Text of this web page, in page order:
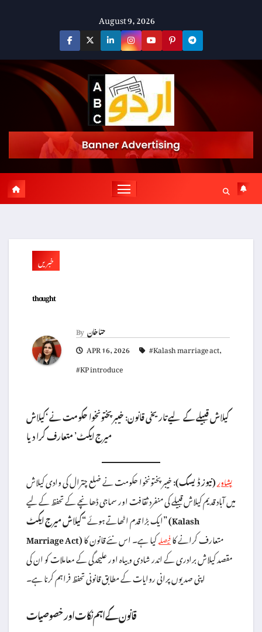
August 9, 2026
خبریں
thought
Byحنا خان
APR 16, 2026
#Kalash marriage act,
#KP introduce
کیلاش قبیلے کے لیے تاریخی قانون: خیبر پختونخوا حکومت نے ‘کیلاش
میرج ایکٹ’ متعارف کرا دیا
پشاور(نیوز ڈیسک):خیبر پختونخوا حکومت نے ضلع چترال کی وادی کیلاش
میں آباد قدیم کیلاش قبیلے کی منفرد ثقافت اور سماجی ڈھانچے کے تحفظ کے لیے
ایک بڑا قدم اٹھاتے ہوئے“کیلاش میرج ایکٹ” (Kalash
Marriage Act)
متعارف کرانے کافیصلہکیا ہے۔ اس نئے قانون کا
مقصد کیلاش برادری کے اندر شادی و بیاہ اور علیحدگی کے معاملات کو ان کی
اپنی صدیوں پرانی روایات کے مطابق قانونی تحفظ فراہم کرنا ہے۔
قانون کے اہم نکات اور خصوصیات